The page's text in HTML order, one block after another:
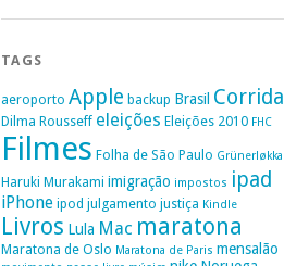
TAGS
aeroporto Apple backup Brasil Corrida
Dilma Rousseff eleições Eleições 2010 FHC
Filmes Folha de São Paulo Grünerløkka
Haruki Murakami imigração impostos ipad
iPhone ipod julgamento justiça Kindle
Livros Lula Mac maratona
Maratona de Oslo Maratona de Paris mensalão